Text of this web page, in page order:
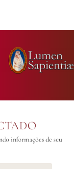
informações de seu